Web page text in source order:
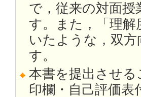
で，従来の対面
す。また，「理
いたような，双
す。
本書を提出させ
印欄・自己評価表